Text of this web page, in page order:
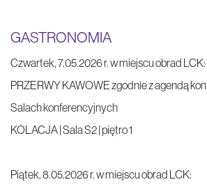
GASTRONOMIA
Czwartek, 7.05.2026 r. w miejscu obrad LCK:
PRZERWY KAWOWE zgodnie z agendą
Salach konferencyjnych
KOLACJA | Sala S2 | piętro 1
Piątek, 8.05.2026 r. w miejscu obrad LCK: